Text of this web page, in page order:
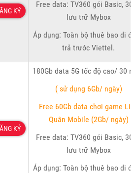
KÝ
Free data: TV360 gói Basic,
lưu trữ Mybox
Áp dụng: Toàn bộ thuê bao di
trả trước Viettel.
KÝ
180Gb data 5G tốc độ cao/ 30
( sử dụng 6Gb/ ngày)
Free 60Gb data chơi game
Quân Mobile (2Gb/ ngày)
Free data: TV360 gói Basic,
lưu trữ Mybox
Áp dụng: Toàn bộ thuê bao di